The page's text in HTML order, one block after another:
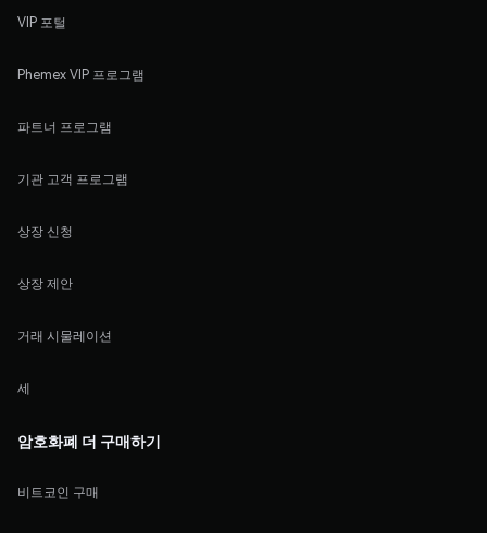
VIP 포털
Phemex VIP 프로그램
파트너 프로그램
기관 고객 프로그램
상장 신청
상장 제안
거래 시물레이션
세
암호화폐 더 구매하기
비트코인 구매